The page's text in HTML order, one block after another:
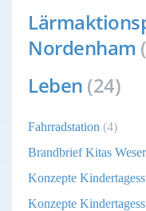
Nordenham
Leben (24)
Fahrradstation (4)
Brandbrief Kitas
Konzepte
Konzepte